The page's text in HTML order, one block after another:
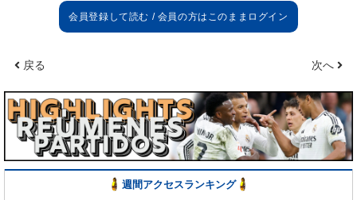
チーム状態
誰もが水曜日のことを考えているが、すべては明日
ーガ優勝争いを続けているからね。アラベス戦はい
チーム内でアラベス戦よりもアーセナル戦の逆転勝
利についてより話されているか？
いや、明日はいい試合をしようと思っている。良い
感触を取り戻すために勝利が不可欠だ。
戻る 次へ
週間アクセスランキング